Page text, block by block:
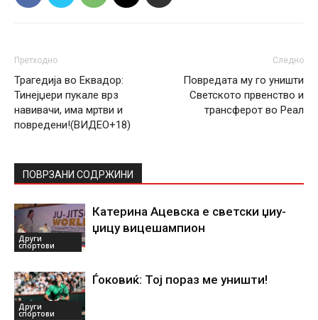
Претходно
Трагедија во Еквадор:
Тинејџери пукале врз
навивачи, има мртви и
повредени!(ВИДЕО+18)
Следно
Повредата му го уништи
Светското првенство и
трансферот во Реал
ПОВРЗАНИ СОДРЖИНИ
Други
спортови
Катерина Ацевска е светски џиу-
џицу вицешампион
Други
спортови
Ѓоковиќ: Тој пораз ме уништи!